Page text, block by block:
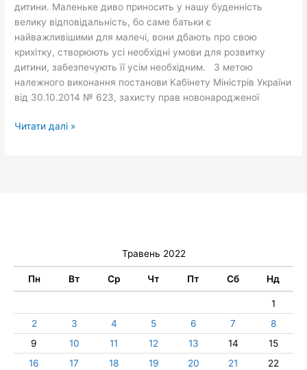
дитини. Маленьке диво приносить у нашу буденність
велику відповідальність, бо саме батьки є
найважливішими для малечі, вони дбають про свою
крихітку, створюють усі необхідні умови для розвитку
дитини, забезпечують її усім необхідним. З метою
належного виконання постанови Кабінету Міністрів України
від 30.10.2014 № 623, захисту прав новонародженої
Читати далі »
Травень 2022
Пн Вт Ср Чт Пт Сб Нд
1
2
3 4 5 6 7
8
9
10 11 12 13 14
15
16
17 18 19 20 21
22